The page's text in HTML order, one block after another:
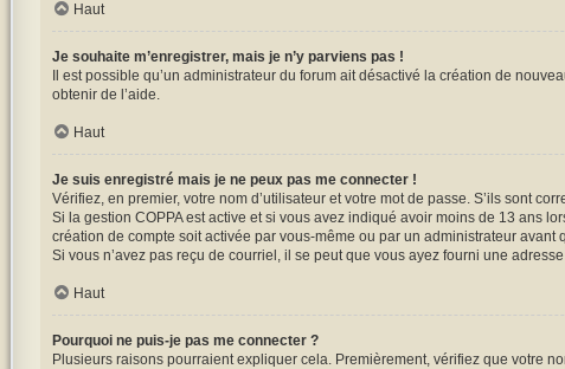
Haut
Je souhaite m’enregistrer, mais je n’y parviens pas !
Il est possible qu’un administrateur du forum ait désactivé la création de
obtenir de l’aide.
Haut
Je suis enregistré mais je ne peux pas me connecter !
Vérifiez, en premier, votre nom d’utilisateur et votre mot de passe. S’ils sont
Si la gestion COPPA est active et si vous avez indiqué avoir moins de 13 ans
création de compte soit activée par vous-même ou par un administrateur
Si vous n’avez pas reçu de courriel, il se peut que vous ayez fourni une
Haut
Pourquoi ne puis-je pas me connecter ?
Plusieurs raisons pourraient expliquer cela. Premièrement, vérifiez que votre